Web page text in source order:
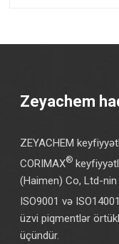
Zeyachem
ZEYACHEM
CORIMAX®
(Haimen) Co, Ltd-nin
ISO9001 və
üzvi piqmentlər
üçündür.